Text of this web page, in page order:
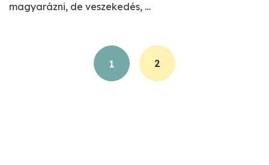
magyarázni, de veszekedés, …
navigation
1 2